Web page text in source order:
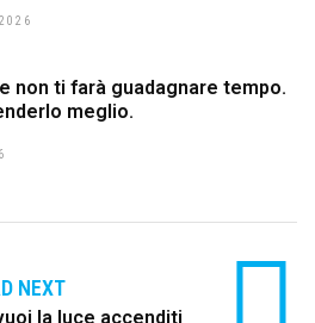
non ti farà guadagnare tempo.
meglio.
NEXT
la luce accenditi